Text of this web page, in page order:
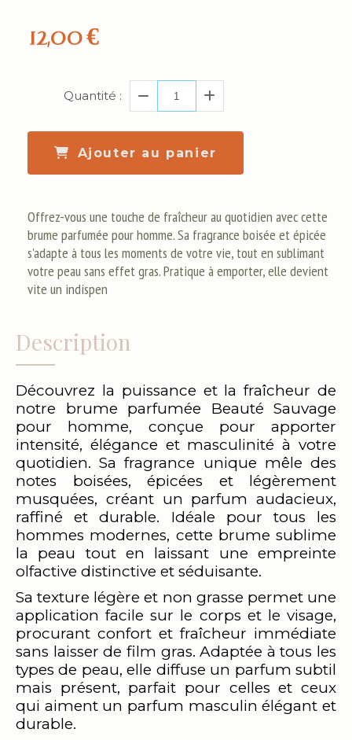
12,00€
Quantité :
Ajouter au panier
Offrez-vous une touche de fraîcheur au quotidien avec cette
brume parfumée pour homme. Sa fragrance boisée et épicée
s'adapte à tous les moments de votre vie, tout en sublimant
votre peau sans effet gras. Pratique à emporter, elle devient
vite un indispen
Description
Découvrez la puissance et la fraîcheur de
notre brume parfumée Beauté Sauvage
pour homme, conçue pour apporter
intensité, élégance et masculinité à votre
quotidien. Sa fragrance unique mêle des
notes boisées, épicées et légèrement
musquées, créant un parfum audacieux,
raffiné et durable. Idéale pour tous les
hommes modernes, cette brume sublime
la peau tout en laissant une empreinte
olfactive distinctive et séduisante.
Sa texture légère et non grasse permet une
application facile sur le corps et le visage,
procurant confort et fraîcheur immédiate
sans laisser de film gras. Adaptée à tous les
types de peau, elle diffuse un parfum subtil
mais présent, parfait pour celles et ceux
qui aiment un parfum masculin élégant et
durable.